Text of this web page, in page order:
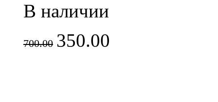
В наличии
700.00 350.00